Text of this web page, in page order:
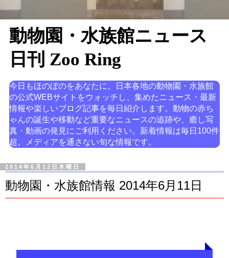
動物園・水族館ニュース
日刊 Zoo Ring
今日もほのぼのをあなたに。日本各地の動物園・水族館
の公式WEBサイトをウォッチし、集めたニュース・最新
情報や楽しいブログ記事を毎日紹介します。動物の赤ち
ゃんの誕生や移動など重要なニュースの追跡や、癒し写
真・動画の発見にご利用ください。新着情報は毎日100件
超。メディアを通さない旬な情報です。
2014年6月12日木曜日
動物園・水族館情報 2014年6月11日